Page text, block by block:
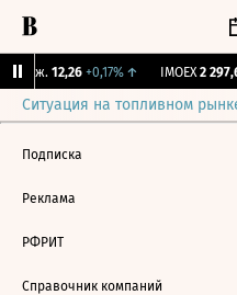
Бирж. 12,26 +0,17%↑ IMOEX 2
Ситуация на топливном
Подписка
Реклама
РФРИТ
Справочник компаний